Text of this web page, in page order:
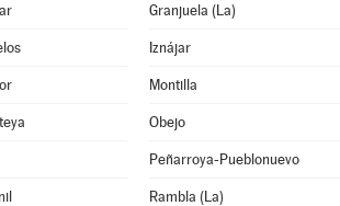
Granjuela (La)
Iznájar
Montilla
Obejo
Peñarroya-Pueblonuevo
Rambla (La)